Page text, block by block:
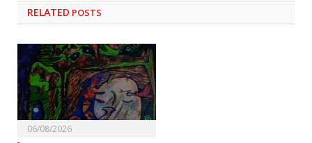
RELATED POSTS
06/08/2026